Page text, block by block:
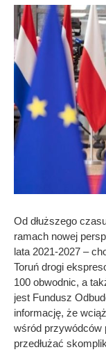
Od dłuższego
ramach nowej
lata 2021-2027 –
Toruń drogi
100 obwodnic, a
jest Fundusz
informację, że
wśród przywódców
przedłużać